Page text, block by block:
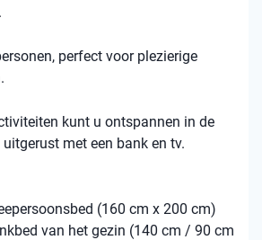
perfect voor plezierige
kunt u ontspannen in de
met een bank en tv.
(160 cm x 200 cm)
van het gezin (140 cm / 90 cm